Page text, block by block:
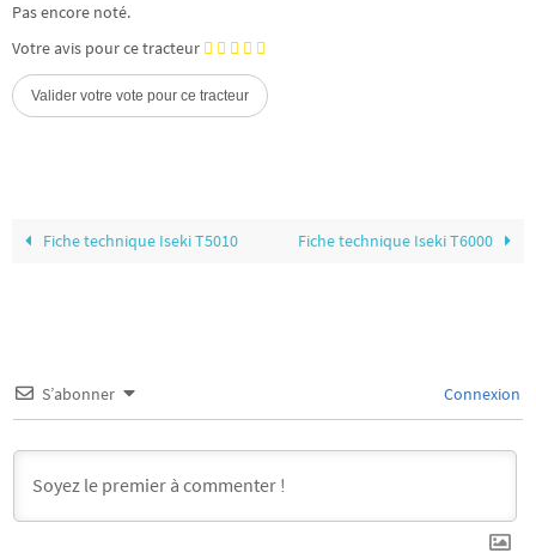
Pas encore noté.
Votre avis pour ce tracteur
Fiche technique Iseki T5010 Fiche technique Iseki T6000
S’abonner Connexion